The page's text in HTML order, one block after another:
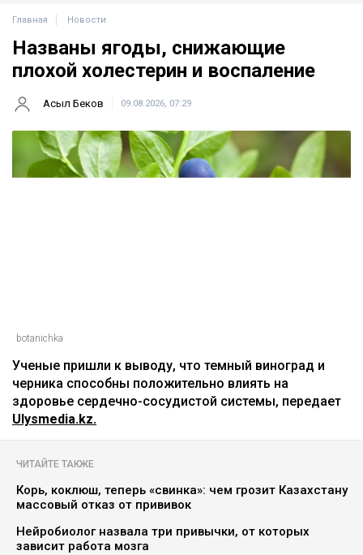
Главная Новости
Названы ягоды, снижающие
плохой холестерин и воспаление
Асыл Беков 09.08.2026, 07:29
botanichka
Ученые пришли к выводу, что темный виноград и
черника способны положительно влиять на
здоровье сердечно-сосудистой системы, передает
Ulysmedia.kz.
ЧИТАЙТЕ ТАКЖЕ
Корь, коклюш, теперь «свинка»: чем грозит Казахстану
массовый отказ от прививок
Нейробиолог назвала три привычки, от которых
зависит работа мозга